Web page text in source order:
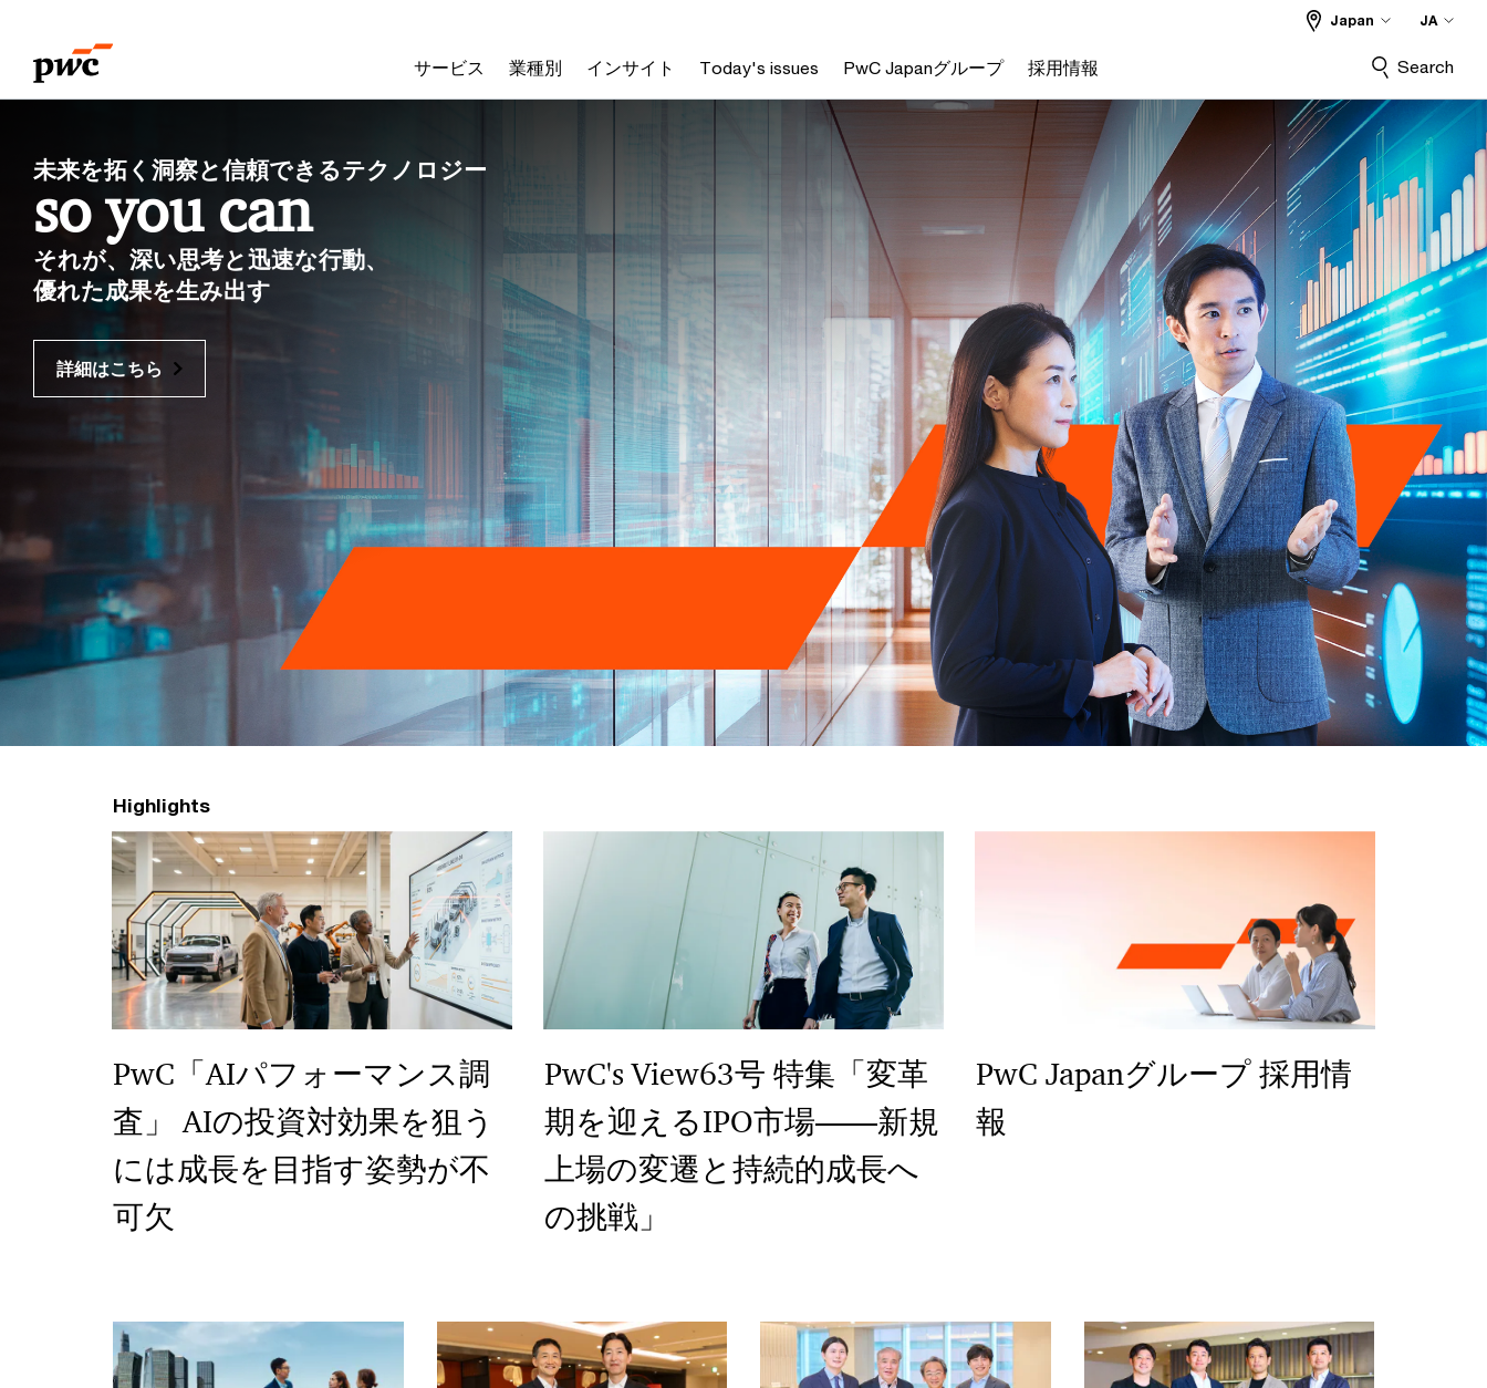
content
footer
サービス 業種別 インサイト Today's issues PwC Japanグループ 採用情報
Japan JA
Search
グ
ル
ー
未来を拓く洞察と信頼できるテクノロジー
so you can
それが、深い思考と迅速な行動、
優れた成果を生み出す
詳細はこちら
Highlights
PwC「AIパフォーマンス調
査」 AIの投資対効果を狙う
には成長を目指す姿勢が不
可欠
PwC's View63号 特集「変革
期を迎えるIPO市場――新規
上場の変遷と持続的成長へ
の挑戦」
PwC Japanグループ 採用情
報